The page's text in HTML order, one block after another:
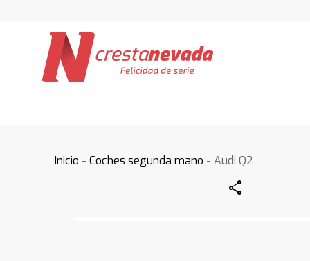
Inicio -Coches segunda mano - Audi Q2
Share